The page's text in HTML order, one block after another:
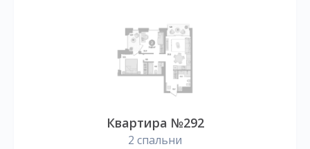
Квартира №292
2 спальни